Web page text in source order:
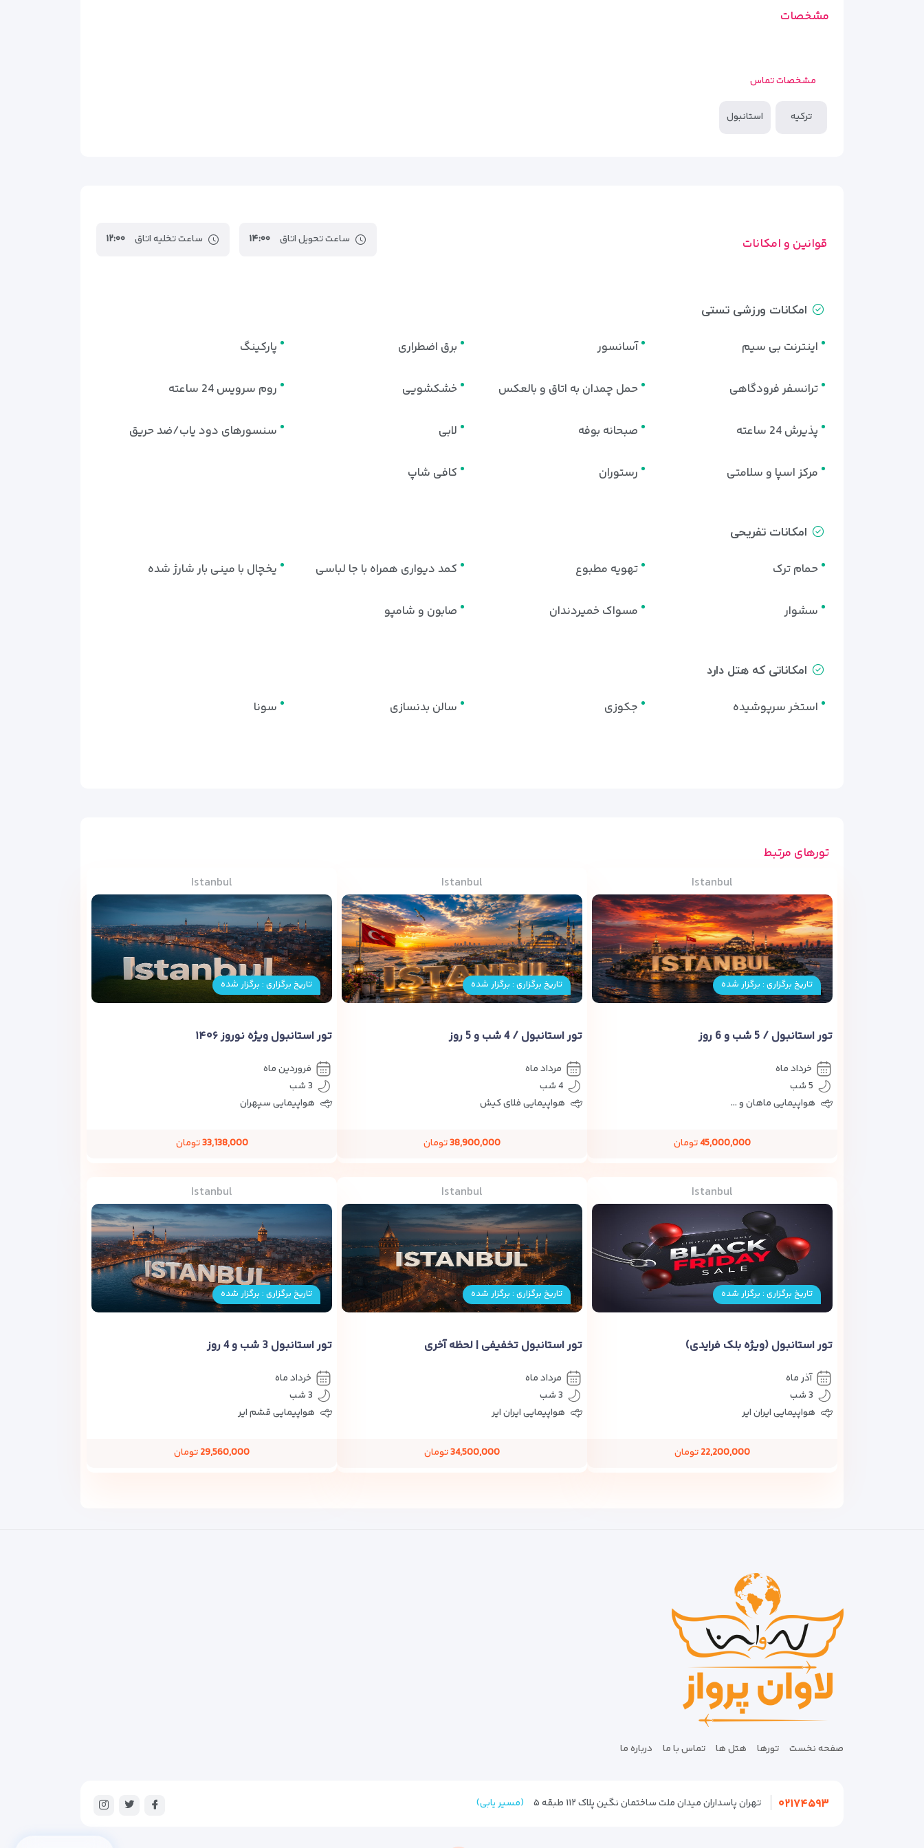
مشخصات
مشخصات تماس
ترکیه استانبول
قوانین و امکانات ساعت تحویل اتاق ۱۴:۰۰ ساعت تخلیه اتاق ۱۲:۰۰
امکانات ورزشی تستی
اینترنت بی سیم آسانسور برق اضطراری پارکینگ
ترانسفر فرودگاهی حمل چمدان به اتاق و بالعکس خشکشویی روم سرویس 24 ساعته
پذیرش 24 ساعته صبحانه بوفه لابی سنسورهای دود یاب/ضد حریق
مرکز اسپا و سلامتی رستوران کافی شاپ
امکانات تفریحی
حمام ترک تهویه مطبوع کمد دیواری همراه با جا لباسی یخچال با مینی بار شارژ شده
سشوار مسواک خمیردندان صابون و شامپو
امکاناتی که هتل دارد
استخر سرپوشیده جکوزی سالن بدنسازی سونا
تورهای مرتبط
Istanbul
تاریخ برگزاری : برگزار شده
تور استانبول / 5 شب و 6 روز
خرداد ماه
5 شب
هواپیمایی ماهان و ...
45,000,000تومان
Istanbul
تاریخ برگزاری : برگزار شده
تور استانبول / 4 شب و 5 روز
مرداد ماه
4 شب
هواپیمایی فلای کیش
38,900,000تومان
Istanbul
تاریخ برگزاری : برگزار شده
تور استانبول ویژه نوروز ۱۴۰۶
فروردین ماه
3 شب
هواپیمایی سپهران
33,138,000تومان
Istanbul
تاریخ برگزاری : برگزار شده
تور استانبول (ویژه بلک فرایدی)
آذر ماه
3 شب
هواپیمایی ایران ایر
22,200,000تومان
Istanbul
تاریخ برگزاری : برگزار شده
تور استانبول تخفیفی | لحظه آخری
مرداد ماه
3 شب
هواپیمایی ایران ایر
34,500,000تومان
Istanbul
تاریخ برگزاری : برگزار شده
تور استانبول 3 شب و 4 روز
خرداد ماه
3 شب
هواپیمایی قشم ایر
29,560,000تومان
صفحه نخست تورها هتل ها تماس با ما درباره ما
۰۲۱۷۴۵۹۳ تهران پاسداران میدان ملت ساختمان نگین پلاک ۱۱۲ طبقه ۵ (مسیر یابی)